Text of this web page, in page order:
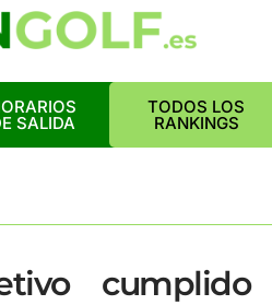
SALIDA
TODOS LOS
RANKINGS
cumplido